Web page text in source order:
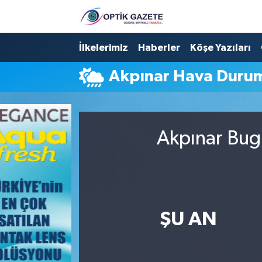
İlkelerimiz Haberler Köşe Yazıları
Akpınar Hava
Akpınar
ŞU AN
Nöbetçi Eczaneler
Hava Durumu
İstanbul Namaz Vakitleri
Trafik Durumu
Süper Lig Puan Durumu ve Fikstür
Tüm Manşetler
Son Dakika Haberleri
Haber Arşivi